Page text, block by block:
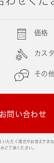
価格
カス
その他
お問い合わせ
ただく場合やお答えでき
めご了承ください。